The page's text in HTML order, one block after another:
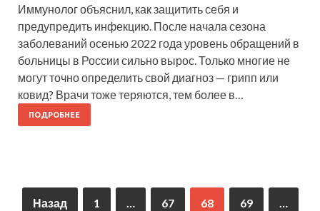
Иммунолог объяснил, как защитить себя и
предупредить инфекцию. После начала сезона
заболеваний осенью 2022 года уровень обращений в
больницы в России сильно вырос. Только многие не
могут точно определить свой диагноз — грипп или
ковид? Врачи тоже теряются, тем более в…
ПОДРОБНЕЕ
Назад 1 … 67 68 69 …